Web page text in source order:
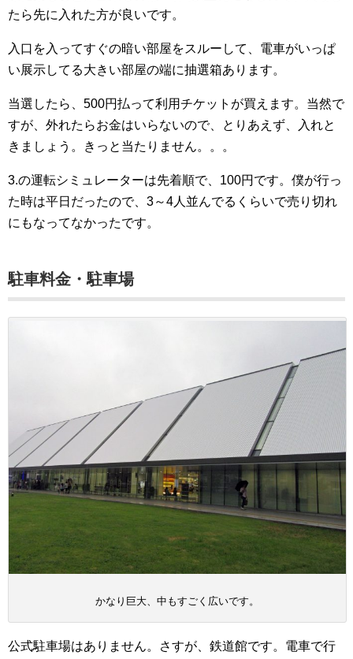
たら先に入れた方が良いです。
入口を入ってすぐの暗い部屋をスルーして、電車がいっぱ
い展示してる大きい部屋の端に抽選箱あります。
当選したら、500円払って利用チケットが買えます。当然で
すが、外れたらお金はいらないので、とりあえず、入れと
きましょう。きっと当たりません。。。
3.の運転シミュレーターは先着順で、100円です。僕が行っ
た時は平日だったので、3～4人並んでるくらいで売り切れ
にもなってなかったです。
駐車料金・駐車場
かなり巨大、中もすごく広いです。
公式駐車場はありません。さすが、鉄道館です。電車で行